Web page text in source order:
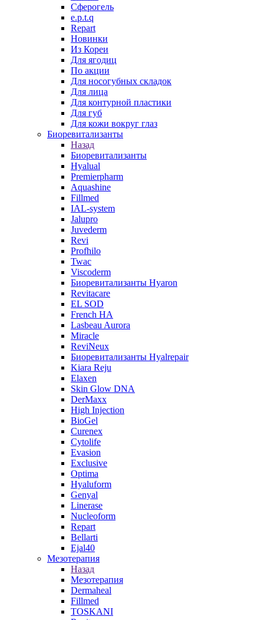
Сферогель
e.p.t.q
Repart
Новинки
Из Кореи
Для ягодиц
По акции
Для носогубных складок
Для лица
Для контурной пластики
Для губ
Для кожи вокруг глаз
Биоревитализанты
Назад
Биоревитализанты
Hyalual
Premierpharm
Aquashine
Fillmed
IAL-system
Jalupro
Juvederm
Revi
Profhilo
Twac
Viscoderm
Биоревитализанты Hyaron
Revitacare
EL SOD
French HA
Lasbeau Aurora
Miracle
ReviNeux
Биоревитализанты Hyalrepair
Kiara Reju
Elaxen
Skin Glow DNA
DerMaxx
High Injection
BioGel
Curenex
Cytolife
Evasion
Exclusive
Optima
Hyaluform
Genyal
Linerase
Nucleoform
Repart
Bellarti
Ejal40
Мезотерапия
Назад
Мезотерапия
Dermaheal
Fillmed
TOSKANI